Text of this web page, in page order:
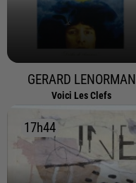
GERARD LENORMAN
Voici Les Clefs
17h44
17h44